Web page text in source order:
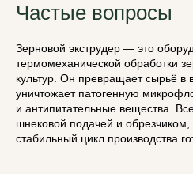
Частые вопросы
Зерновой экструдер — это
термомеханической обработки
культур. Он превращает сырьё в
уничтожает патогенную
и антипитательные вещества.
шнековой подачей и обрезчиком,
стабильный цикл производства